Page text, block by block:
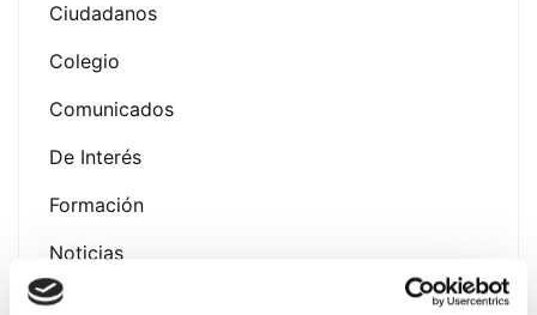
Ciudadanos
Colegio
Comunicados
De Interés
Formación
Noticias